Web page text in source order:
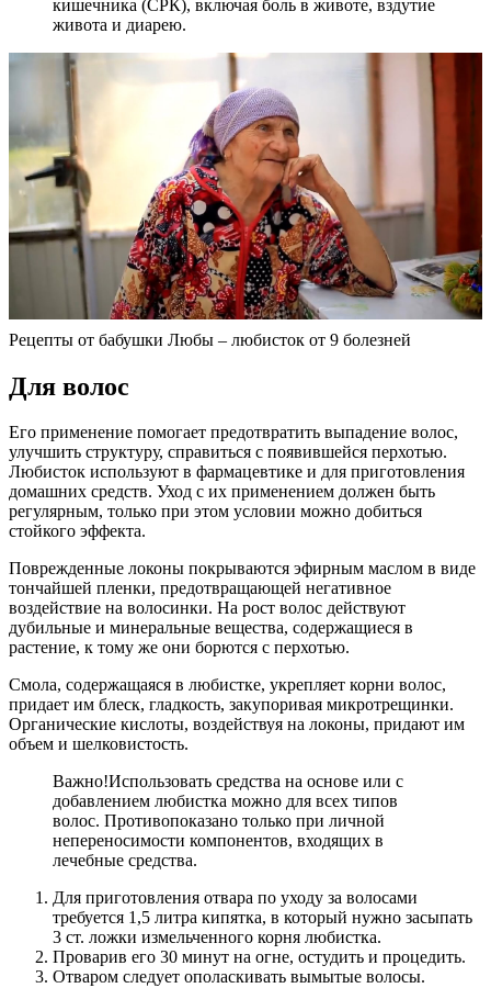
кишечника (СРК), включая боль в животе, вздутие
живота и диарею.
Рецепты от бабушки Любы – любисток от 9 болезней
Для волос
Его применение помогает предотвратить выпадение волос,
улучшить структуру, справиться с появившейся перхотью.
Любисток используют в фармацевтике и для приготовления
домашних средств. Уход с их применением должен быть
регулярным, только при этом условии можно добиться
стойкого эффекта.
Поврежденные локоны покрываются эфирным маслом в виде
тончайшей пленки, предотвращающей негативное
воздействие на волосинки. На рост волос действуют
дубильные и минеральные вещества, содержащиеся в
растение, к тому же они борются с перхотью.
Смола, содержащаяся в любистке, укрепляет корни волос,
придает им блеск, гладкость, закупоривая микротрещинки.
Органические кислоты, воздействуя на локоны, придают им
объем и шелковистость.
Важно!Использовать средства на основе или с
добавлением любистка можно для всех типов
волос. Противопоказано только при личной
непереносимости компонентов, входящих в
лечебные средства.
Для приготовления отвара по уходу за волосами
требуется 1,5 литра кипятка, в который нужно засыпать
3 ст. ложки измельченного корня любистка.
Проварив его 30 минут на огне, остудить и процедить.
Отваром следует ополаскивать вымытые волосы.